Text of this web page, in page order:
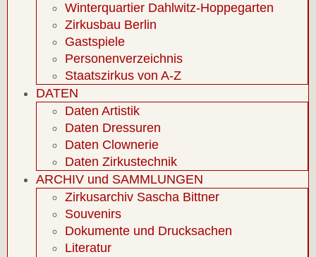
Winterquartier Dahlwitz-Hoppegarten
Zirkusbau Berlin
Gastspiele
Personenverzeichnis
Staatszirkus von A-Z
DATEN
Daten Artistik
Daten Dressuren
Daten Clownerie
Daten Zirkustechnik
ARCHIV und SAMMLUNGEN
Zirkusarchiv Sascha Bittner
Souvenirs
Dokumente und Drucksachen
Literatur